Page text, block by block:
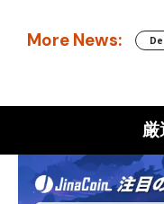
More News:
厳